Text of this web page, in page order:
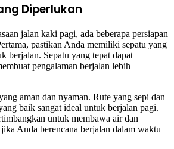
Diperlukan
jalan kaki pagi, ada beberapa persiapan
pastikan Anda memiliki sepatu yang
berjalan. Sepatu yang tepat dapat
pengalaman berjalan lebih
aman dan nyaman. Rute yang sepi dan
baik sangat ideal untuk berjalan pagi.
untuk membawa air dan
Anda berencana berjalan dalam waktu